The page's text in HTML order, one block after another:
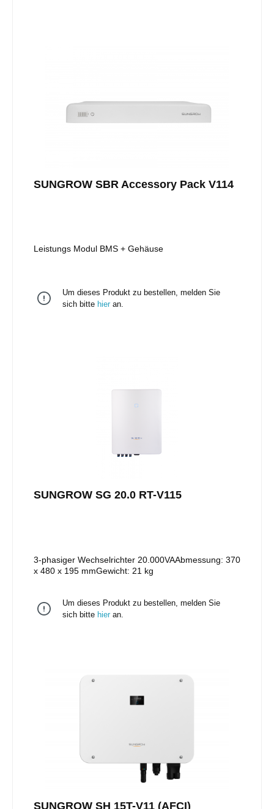
SUNGROW SBR Accessory Pack V114
Leistungs Modul BMS + Gehäuse
Um dieses Produkt zu bestellen, melden Sie
sich bitte hier an.
SUNGROW SG 20.0 RT-V115
3-phasiger Wechselrichter 20.000VAAbmessung: 370
x 480 x 195 mmGewicht: 21 kg
Um dieses Produkt zu bestellen, melden Sie
sich bitte hier an.
SUNGROW SH 15T-V11 (AFCI)